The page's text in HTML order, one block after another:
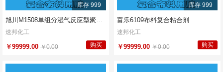
库存 999
旭川M1508单组分湿气反应型聚氨酯热熔胶
速邦化工
￥99999.00 ￥0.00 购买
库存 999
富乐6109布料复合粘合剂
速邦化工
￥99999.00 ￥0.00 购买